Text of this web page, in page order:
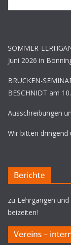
SOMMER-
Juni 2026 in
BRÜCKEN-
BESCHNIDT am
Ausschreibungen
Wir bitten dringend
Berichte
zu Lehrgängen
beizeiten!
Vereins –